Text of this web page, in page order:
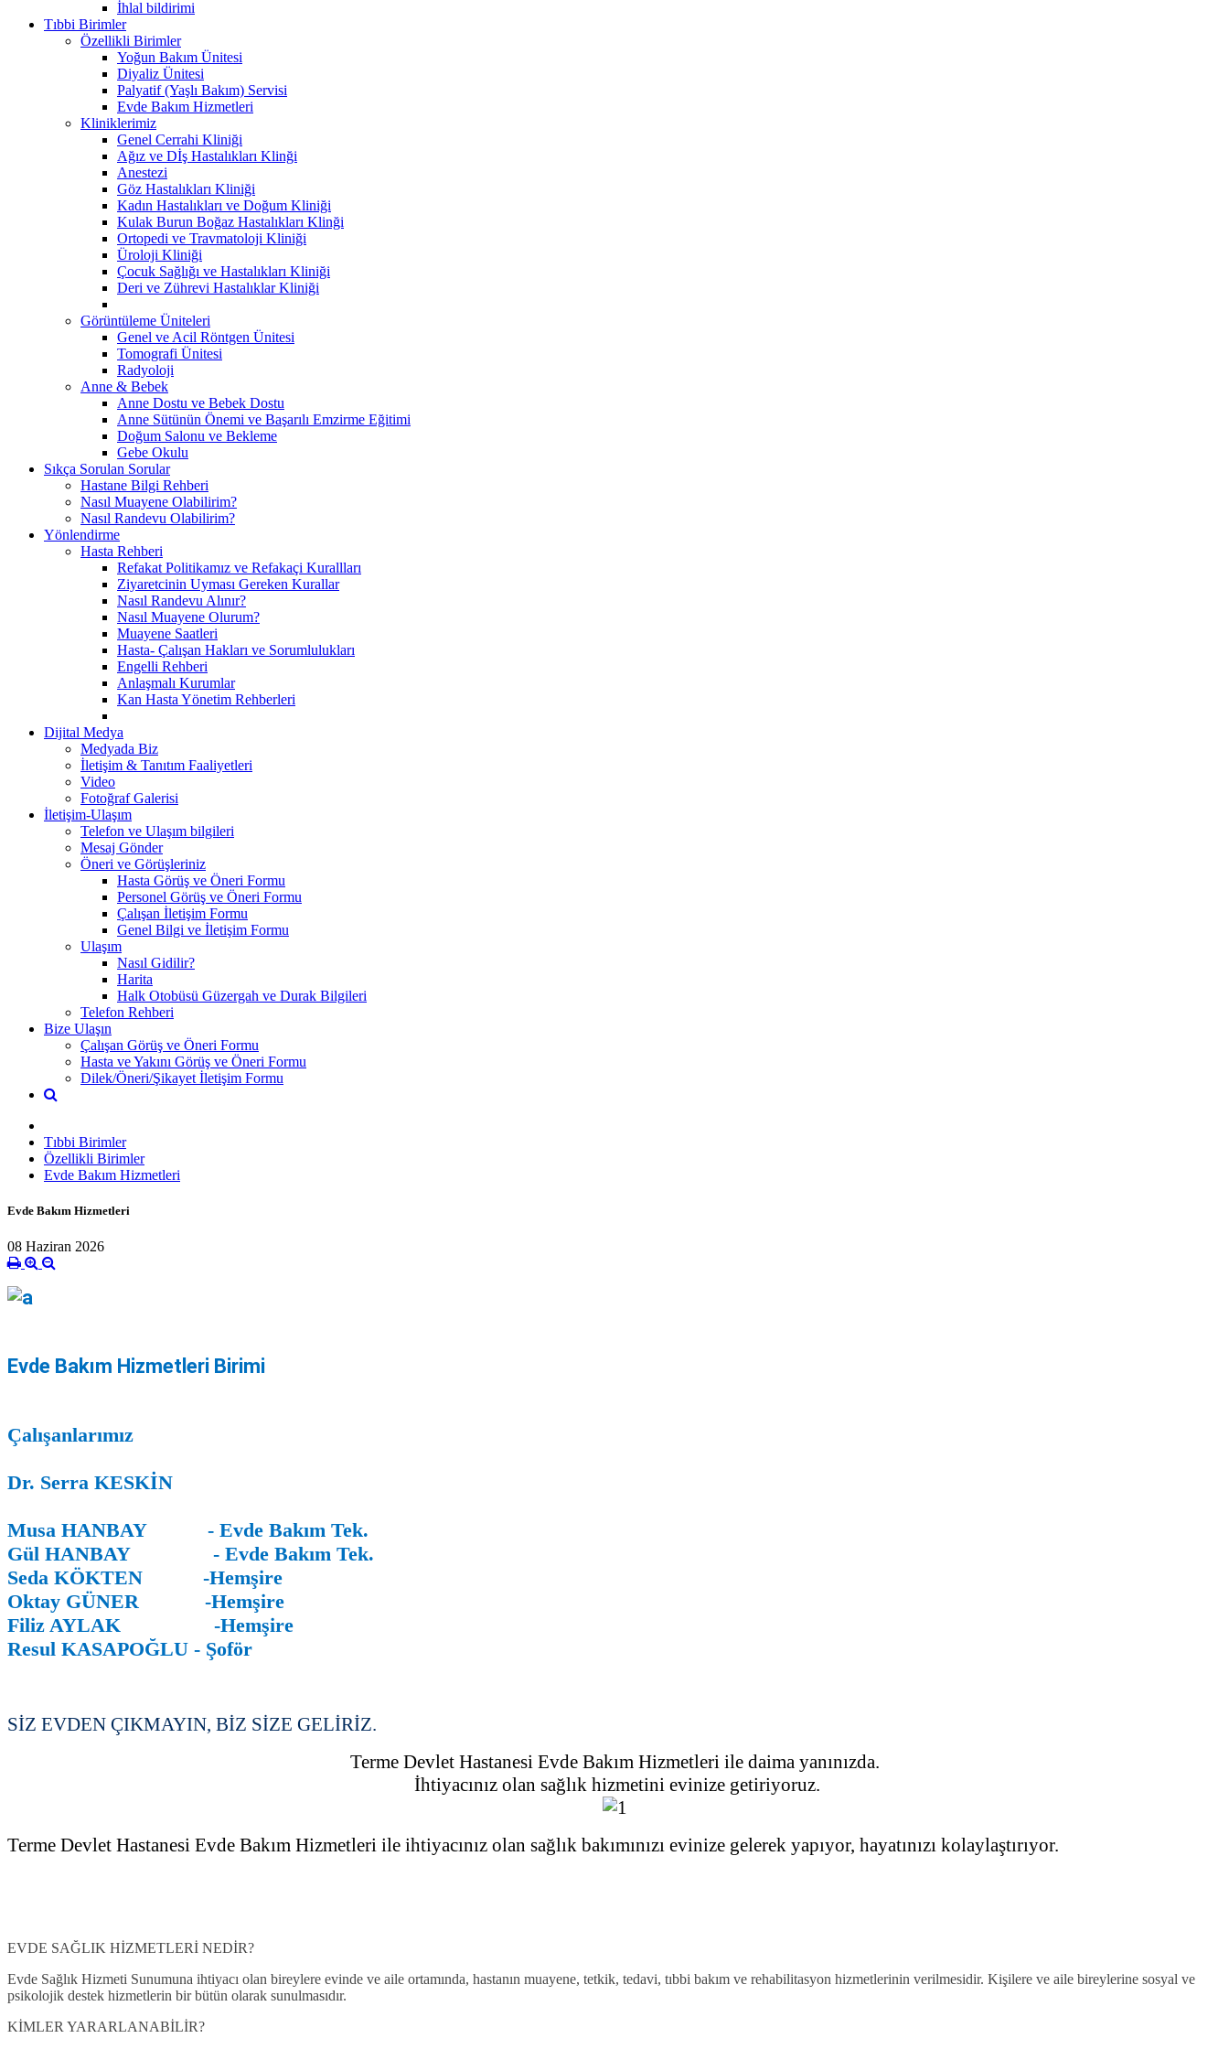
İhlal bildirimi
Tıbbi Birimler
Özellikli Birimler
Yoğun Bakım Ünitesi
Diyaliz Ünitesi
Palyatif (Yaşlı Bakım) Servisi
Evde Bakım Hizmetleri
Kliniklerimiz
Genel Cerrahi Kliniği
Ağız ve Dİş Hastalıkları Klinği
Anestezi
Göz Hastalıkları Kliniği
Kadın Hastalıkları ve Doğum Kliniği
Kulak Burun Boğaz Hastalıkları Klinği
Ortopedi ve Travmatoloji Kliniği
Üroloji Kliniği
Çocuk Sağlığı ve Hastalıkları Kliniği
Deri ve Zührevi Hastalıklar Kliniği
Görüntüleme Üniteleri
Genel ve Acil Röntgen Ünitesi
Tomografi Ünitesi
Radyoloji
Anne & Bebek
Anne Dostu ve Bebek Dostu
Anne Sütünün Önemi ve Başarılı Emzirme Eğitimi
Doğum Salonu ve Bekleme
Gebe Okulu
Sıkça Sorulan Sorular
Hastane Bilgi Rehberi
Nasıl Muayene Olabilirim?
Nasıl Randevu Olabilirim?
Yönlendirme
Hasta Rehberi
Refakat Politikamız ve Refakaçi Kurallları
Ziyaretcinin Uyması Gereken Kurallar
Nasıl Randevu Alınır?
Nasıl Muayene Olurum?
Muayene Saatleri
Hasta- Çalışan Hakları ve Sorumlulukları
Engelli Rehberi
Anlaşmalı Kurumlar
Kan Hasta Yönetim Rehberleri
Dijital Medya
Medyada Biz
İletişim & Tanıtım Faaliyetleri
Video
Fotoğraf Galerisi
İletişim-Ulaşım
Telefon ve Ulaşım bilgileri
Mesaj Gönder
Öneri ve Görüşleriniz
Hasta Görüş ve Öneri Formu
Personel Görüş ve Öneri Formu
Çalışan İletişim Formu
Genel Bilgi ve İletişim Formu
Ulaşım
Nasıl Gidilir?
Harita
Halk Otobüsü Güzergah ve Durak Bilgileri
Telefon Rehberi
Bize Ulaşın
Çalışan Görüş ve Öneri Formu
Hasta ve Yakını Görüş ve Öneri Formu
Dilek/Öneri/Şikayet İletişim Formu
Tıbbi Birimler
Özellikli Birimler
Evde Bakım Hizmetleri
Evde Bakım Hizmetleri
08 Haziran 2026
Evde Bakım Hizmetleri Birimi
Çalışanlarımız
Dr. Serra KESKİN
Musa HANBAY - Evde Bakım Tek.
Gül HANBAY - Evde Bakım Tek.
Seda KÖKTEN -Hemşire
Oktay GÜNER -Hemşire
Filiz AYLAK -Hemşire
Resul KASAPOĞLU - Şoför
SİZ EVDEN ÇIKMAYIN, BİZ SİZE GELİRİZ.
Terme Devlet Hastanesi Evde Bakım Hizmetleri ile daima yanınızda.
İhtiyacınız olan sağlık hizmetini evinize getiriyoruz.
Terme Devlet Hastanesi Evde Bakım Hizmetleri ile ihtiyacınız olan sağlık bakımınızı evinize gelerek yapıyor, hayatınızı kolaylaştırıyor.
EVDE SAĞLIK HİZMETLERİ NEDİR?
Evde Sağlık Hizmeti Sunumuna ihtiyacı olan bireylere evinde ve aile ortamında, hastanın muayene, tetkik, tedavi, tıbbi bakım ve rehabilitasyon hizmetlerinin verilmesidir. Kişilere ve aile bireylerine sosyal ve
psikolojik destek hizmetlerin bir bütün olarak sunulmasıdır.
KİMLER YARARLANABİLİR?